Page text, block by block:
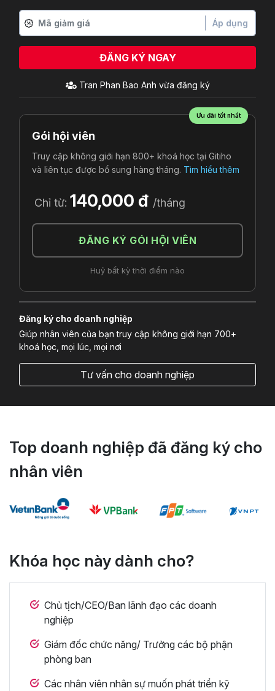
Áp dụng
ĐĂNG KÝ NGAY
Tran Phan Bao Anh vừa đăng ký
Ưu đãi tốt nhất
Gói hội viên
Truy cập không giới hạn 800+ khoá học tại Gitiho
và liên tục được bổ sung hàng tháng. Tìm hiểu thêm
Chỉ từ: 140,000 đ /tháng
ĐĂNG KÝ GÓI HỘI VIÊN
Huỷ bất kỳ thời điểm nào
Đăng ký cho doanh nghiệp
Giúp nhân viên của bạn truy cập không giới hạn 700+
khoá học, mọi lúc, mọi nơi
Tư vấn cho doanh nghiệp
Top doanh nghiệp đã đăng ký cho
nhân viên
Khóa học này dành cho?
Chủ tịch/CEO/Ban lãnh đạo các doanh
nghiệp
Giám đốc chức năng/ Trưởng các bộ phận
phòng ban
Các nhân viên nhân sự muốn phát triển kỹ